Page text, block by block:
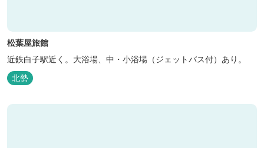
松葉屋旅館
近鉄白子駅近く。大浴場、中・小浴場（ジェットバス付）あり。
北勢